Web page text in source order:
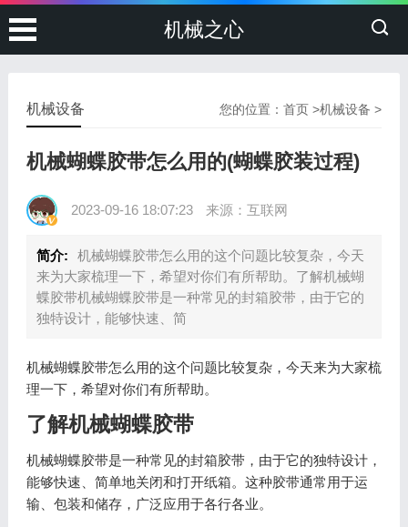
机械之心
您的位置：首页 >机械设备 >
机械设备
机械蝴蝶胶带怎么用的(蝴蝶胶装过程)
2023-09-16 18:07:23 来源：互联网
简介:
机械蝴蝶胶带怎么用的这个问题比较复杂，今天
来为大家梳理一下，希望对你们有所帮助。了解机械蝴
蝶胶带机械蝴蝶胶带是一种常见的封箱胶带，由于它的
独特设计，能够快速、简
机械蝴蝶胶带怎么用的这个问题比较复杂，今天来为大家梳
理一下，希望对你们有所帮助。
了解机械蝴蝶胶带
机械蝴蝶胶带是一种常见的封箱胶带，由于它的独特设计，
能够快速、简单地关闭和打开纸箱。这种胶带通常用于运
输、包装和储存，广泛应用于各行各业。